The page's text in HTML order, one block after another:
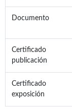
Documento
Certificado
publicación
Certificado
exposición